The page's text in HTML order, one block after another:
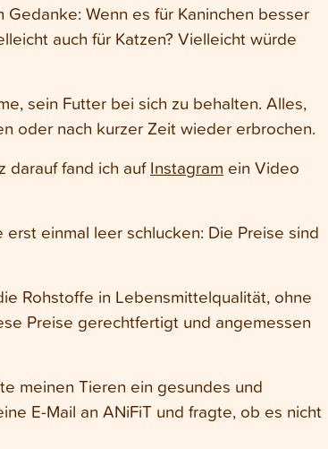
Wenn es für Kaninchen besser
auch für Katzen? Vielleicht würde
sein Futter bei sich zu behalten. Alles,
oder nach kurzer Zeit wieder erbrochen.
darauf fand ich aufInstagram ein Video
einmal leer schlucken: Die Preise sind
Rohstoffe in Lebensmittelqualität, ohne
Preise gerechtfertigt und angemessen
meinen Tieren ein gesundes und
E-Mail an ANiFiT und fragte, ob es nicht